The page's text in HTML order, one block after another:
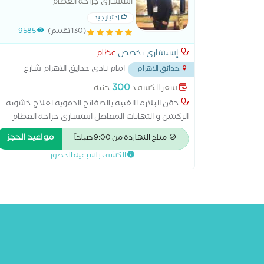
إختيار جيد
(130 تقييم) 9585
إستشاري تخصص عظام
حدائق الاهرام
امام نادى حدايق الاهرام شارع
العوضى...
سعر الكشف:300 جنيه
حقن البلازما الغنيه بالصفائح الدمويه لعلاج خشونه
الركبتين و التهابات المفاصل استشارى جراحة العظام
والمفاصل و إصابات الملاعب حقن البلازما ، حقن السائل
الغضروفى لعلاج اآلام المفاصل ، خشونه الركبتين ، حقن
العمود الفقرى ، حقن مفصل الكتف ، حقن الفقرات و
متاح النهاردة من 9:00 صباحاً مواعيد الحجز
الكشف باسبقية الحضور